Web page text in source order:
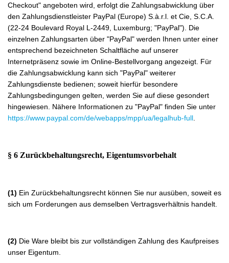
Checkout" angeboten wird, erfolgt die Zahlungsabwicklung über
den Zahlungsdienstleister PayPal (Europe) S.à.r.l. et Cie, S.C.A.
(22-24 Boulevard Royal L-2449, Luxemburg; "PayPal"). Die
einzelnen Zahlungsarten über "PayPal" werden Ihnen unter einer
entsprechend bezeichneten Schaltfläche auf unserer
Internetpräsenz sowie im Online-Bestellvorgang angezeigt. Für
die Zahlungsabwicklung kann sich "PayPal" weiterer
Zahlungsdienste bedienen; soweit hierfür besondere
Zahlungsbedingungen gelten, werden Sie auf diese gesondert
hingewiesen. Nähere Informationen zu "PayPal" finden Sie unter
https://www.paypal.com/de/webapps/mpp/ua/legalhub-full
§ 6 Zurückbehaltungsrecht, Eigentumsvorbehalt
(1) Ein Zurückbehaltungsrecht können Sie nur ausüben, soweit es
sich um Forderungen aus demselben Vertragsverhältnis handelt.
(2) Die Ware bleibt bis zur vollständigen Zahlung des Kaufpreises
unser Eigentum.